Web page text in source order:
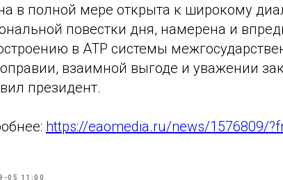
в полной мере открыта к широкому
повестки дня, намерена и
в АТР системы
взаимной выгоде и уважении
президент.
https://eaomedia.ru/news/1576809/
05 11:00